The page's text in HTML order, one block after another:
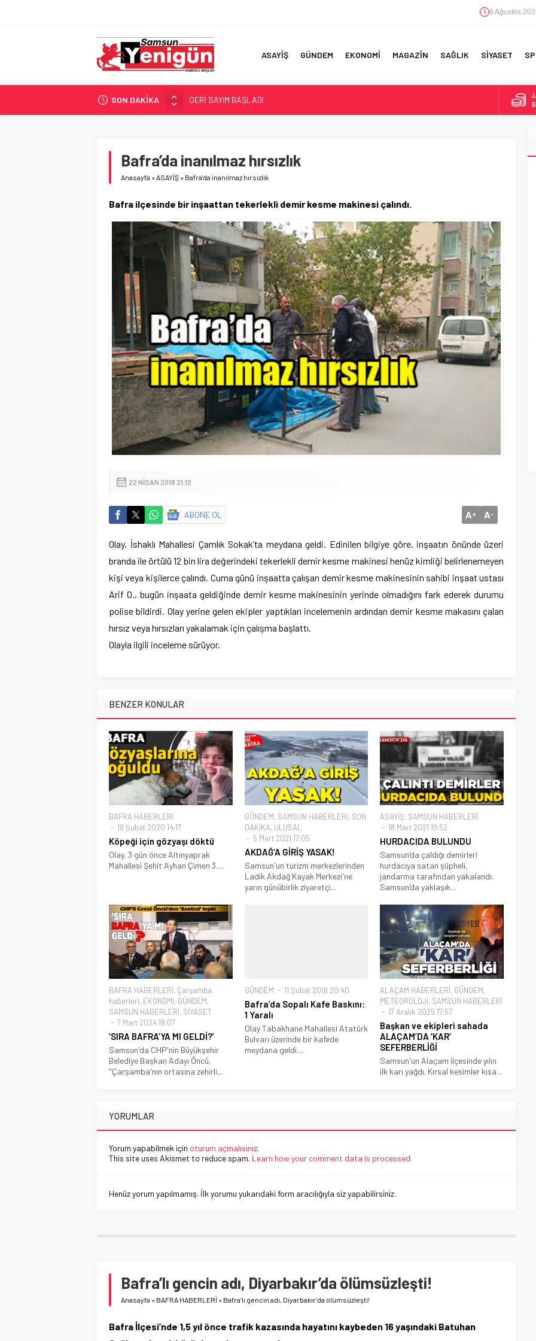
6 Ağustos
ASAYİŞ GÜNDEM EKONOMİ MAGAZİN SAĞLIK SİYASET
SON DAKİKA
GERİ SAYIM BAŞLADI
SAMSUNSPOR’DA HEDEF 5’İNCİLİK!
İŞTE FINDIK FİYATI!
Bafra’da inanılmaz hırsızlık
Anasayfa »ASAYİŞ » Bafra’da inanılmaz hırsızlık
Bafra ilçesinde bir inşaattan tekerlekli demir kesme makinesi çalındı.
22 NISAN 2018 21:12
ABONE OL A+ A-
Olay, İshaklı Mahallesi Çamlık Sokak’ta meydana geldi. Edinilen bilgiye göre, inşaatın önünde üzeri
branda ile örtülü 12 bin lira değerindeki tekerlekli demir kesme makinesi henüz kimliği belirlenemeyen
kişi veya kişilerce çalındı. Cuma günü inşaatta çalışan demir kesme makinesinin sahibi inşaat ustası
Arif O., bugün inşaata geldiğinde demir kesme makinesinin yerinde olmadığını fark ederek durumu
polise bildirdi. Olay yerine gelen ekipler yaptıkları incelemenin ardından demir kesme makasını çalan
hırsız veya hırsızları yakalamak için çalışma başlattı.
Olayla ilgili inceleme sürüyor.
BENZER KONULAR
BAFRA HABERLERİ
19 Şubat 2020 14:17
Köpeği için gözyaşı döktü
Olay, 3 gün önce Altınyaprak
Mahallesi Şehit Ayhan Çimen 3....
GÜNDEM, SAMSUN HABERLERİ, SON
DAKİKA, ULUSAL
5 Mart 2021 17:05
AKDAĞ’A GİRİŞ YASAK!
Samsun'un turizm merkezlerinden
Ladik Akdağ Kayak Merkezi'ne
yarın günübirlik ziyaretçi...
ASAYİŞ, SAMSUN HABERLERİ
18 Mart 2021 19:52
HURDACIDA BULUNDU
Samsun’da çaldığı demirleri
hurdacıya satan şüpheli,
jandarma tarafından yakalandı.
Samsun’da yaklaşık...
BAFRA HABERLERİ, Çarşamba
haberleri, EKONOMİ, GÜNDEM,
SAMSUN HABERLERİ, SİYASET
7 Mart 2024 18:07
‘SIRA BAFRA’YA MI GELDİ?’
Samsun'da CHP'nin Büyükşehir
Belediye Başkan Adayı Öncü,
"Çarşamba'nın ortasına zehirli...
GÜNDEM 11 Şubat 2016 20:40
Bafra’da Sopalı Kafe Baskını:
1 Yaralı
Olay Tabakhane Mahallesi Atatürk
Bulvarı üzerinde bir kafede
meydana geldi....
ALAÇAM HABERLERİ, GÜNDEM,
METEOROLOJİ, SAMSUN HABERLERİ
17 Aralık 2025 17:57
Başkan ve ekipleri sahada
ALAÇAM’DA ‘KAR’
SEFERBERLİĞİ
Samsun'un Alaçam ilçesinde yılın
ilk karı yağdı. Kırsal kesimler kısa...
YORUMLAR
Yorum yapabilmek için oturum açmalısınız.
This site uses Akismet to reduce spam. Learn how your comment data is processed.
Henüz yorum yapılmamış. İlk yorumu yukarıdaki form aracılığıyla siz yapabilirsiniz.
Bafra’lı gencin adı, Diyarbakır’da ölümsüzleşti!
Anasayfa » BAFRA HABERLERİ » Bafra’lı gencin adı, Diyarbakır’da ölümsüzleşti!
Bafra İlçesi’nde 1,5 yıl önce trafik kazasında hayatını kaybeden 16 yaşındaki Batuhan